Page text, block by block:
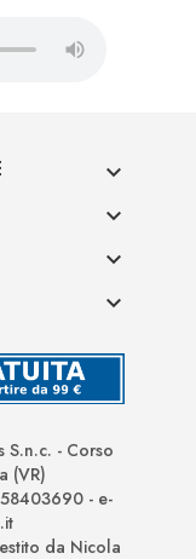




- Corso
(VR)
- e-
da Nicola